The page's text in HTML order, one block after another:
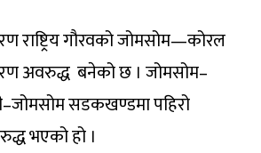
राष्ट्रिय गौरवको जोमसोम—कोरल
अवरुद्ध बनेको छ । जोमसोम–
सडकखण्डमा पहिरो
भएको हो ।